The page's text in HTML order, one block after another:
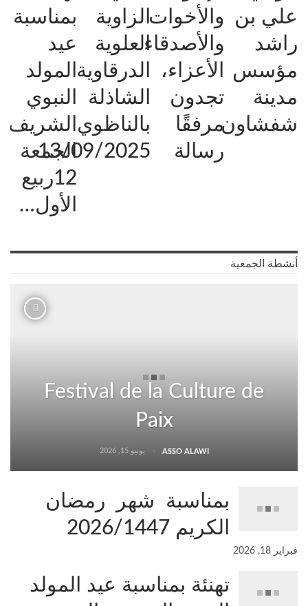
علي بن
راشد
مؤسس
مدينة
شفشاون
والأخوات
والأصدقاء
الأعزاء،
تجدون
مرفقًا
رسالة
الزاوية
العلوية
الدرقاوية
الشاذلة
بالناظوي
13/09/2025
بمناسبة
عيد
المولد
النبوي
الشريف
الجمعة
12ربيع
الأول…
أنشطة الجمعية
Festival de la Culture de
Paix
ASSO ALAWI يونيو 15, 2026
بمناسبة شهر رمضان
الكريم 2026/1447
فبراير 18, 2026
تهنئة بمناسبة عيد المولد